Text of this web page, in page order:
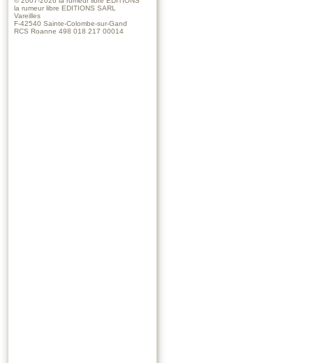
la rumeur libre EDITIONS SARL
Vareilles
F-42540 Sainte-Colombe-sur-Gand
RCS Roanne 498 018 217 00014